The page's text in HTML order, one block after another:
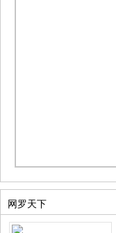
网罗天下